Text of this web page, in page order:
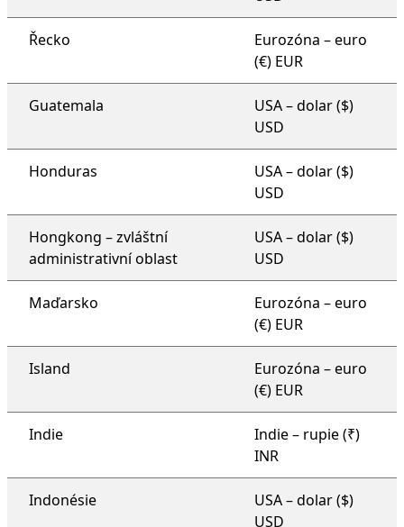
Řecko
Eurozóna – euro
(€) EUR
Guatemala
USA – dolar ($)
USD
Honduras
USA – dolar ($)
USD
Hongkong – zvláštní
administrativní oblast
USA – dolar ($)
USD
Maďarsko
Eurozóna – euro
(€) EUR
Island
Eurozóna – euro
(€) EUR
Indie
Indie – rupie (₹)
INR
Indonésie
USA – dolar ($)
USD